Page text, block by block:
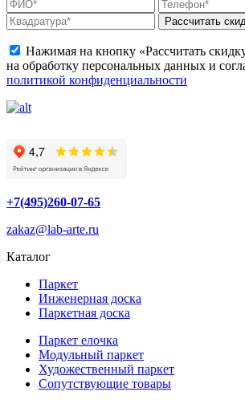
Рассчитать
Нажимая на кнопку «Рассчитать
на обработку персональных данных и
политикой конфиденциальности
+7(495)260-07-65
zakaz@lab-arte.ru
Каталог
Паркет
Инженерная доска
Паркетная доска
Паркет елочка
Модульный паркет
Художественный паркет
Сопутствующие товары